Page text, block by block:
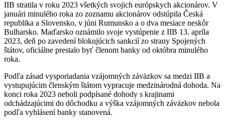
IIB stratila v roku 2023 všetkých svojich európskych akcionárov. V
januári minulého roka zo zoznamu akcionárov odstúpila Česká
republika a Slovensko, v júni Rumunsko a o dva mesiace neskôr
Bulharsko. Maďarsko oznámilo svoje vystúpenie z IIB 13. apríla
2023, deň po zavedení blokujúcich sankcií zo strany Spojených
štátov, oficiálne prestalo byť členom banky od októbra minulého
roka.
Podľa zásad vysporiadania vzájomných záväzkov sa medzi IIB a
vystupujúcim členským štátom vypracuje medzinárodná dohoda. Na
konci roka 2023 neboli podpísané dohody s krajinami
odchádzajúcimi do dôchodku a výška vzájomných záväzkov nebola
podľa vyhlásení banky stanovená.